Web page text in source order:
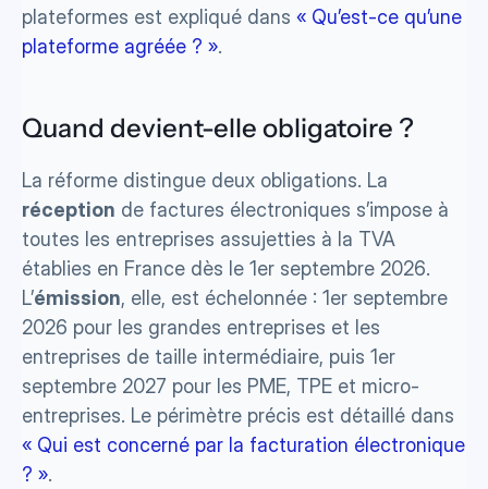
plateformes est expliqué dans « Qu’est-ce qu’une
plateforme agréée ? ».
Quand devient-elle obligatoire ?
réception de factures électroniques s’impose à
toutes les entreprises assujetties à la TVA
établies en France dès le 1er septembre 2026.
L’émission, elle, est échelonnée : 1er septembre
2026 pour les grandes entreprises et les
entreprises de taille intermédiaire, puis 1er
septembre 2027 pour les PME, TPE et micro-
« Qui est concerné par la facturation électronique
? ».